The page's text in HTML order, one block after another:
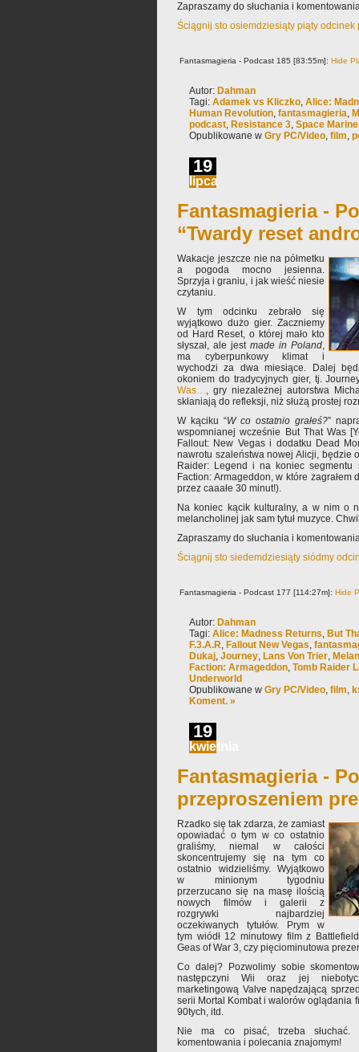
Zapraszamy do słuchania i
Ściągnij sto osiemdziesiąty piąty odcinek
Fantasmagieria - Podcast 185 [83:55m]: Hide
Autor: Dahman
Tagi: Adamek vs Kliczko, Alice:
Human Revolution, fantasmagieria,
podcast, Resistance 3, Space Marine
Opublikowane w Gry PC/Video, film,
19
lipca
Fantasmagieria -
“Twardy reset
Wakacje jeszcze nie na półmetku
a pogoda mocno jesienna.
Sprzyja i graniu, i jak wieść niesie
czytaniu.
W tym odcinku zebrało się
wyjątkowo dużo gier. Zaczniemy
od Hard Reset, o której mało kto
słyszał, ale jest made in Poland,
ma cyberpunkowy klimat i
wychodzi za dwa miesiące. Dalej
okoniem do tradycyjnych gier, tj.
Was…, gry niezależnej autorstwa
skłaniają do refleksji, niż służą prostej
W kąciku “W co ostatnio grałeś?”
wspomnianej wcześnie But That Was
Fallout: New Vegas i dodatku Dead
nawrotu szaleństwa nowej Alicji, będzie
Raider: Legend i na koniec segmentu
Faction: Armageddon, w które zagrałem
przez caaałe 30 minut!).
Na koniec kącik kulturalny, a w nim o
melancholinej jak sam tytuł muzyce.
Zapraszamy do słuchania i
Ściągnij sto siedemdziesiąty siódmy
Fantasmagieria - Podcast 177 [114:27m]: Hide
Autor: Dahman
Tagi: Alice: Madness Returns, But
F.3.A.R, Fallout New Vegas,
Dukaj, Journey, Lans Von Trier,
Faction: Armageddon, Tomb Raider
Underworld
Opublikowane w Gry PC/Video, film,
Koment. »
19
kwietnia
Fantasmagieria -
przeproszeniem
Rzadko się tak zdarza, że zamiast
opowiadać o tym w co ostatnio
graliśmy, niemal w całości
skoncentrujemy się na tym co
ostatnio widzieliśmy. Wyjątkowo
w minionym tygodniu
przerzucano się na masę ilością
nowych filmów i galerii z
rozgrywki najbardziej
oczekiwanych tytułów. Prym w
tym wiódł 12 minutowy film z
Geas of War 3, czy pięciominutowa
Co dalej? Pozwolimy sobie
następczyni Wii oraz jej
marketingową Valve napędzającą
serii Mortal Kombat i walorów oglądania
90tych, itd.
Nie ma co pisać, trzeba słuchać.
komentowania i polecania znajomym!